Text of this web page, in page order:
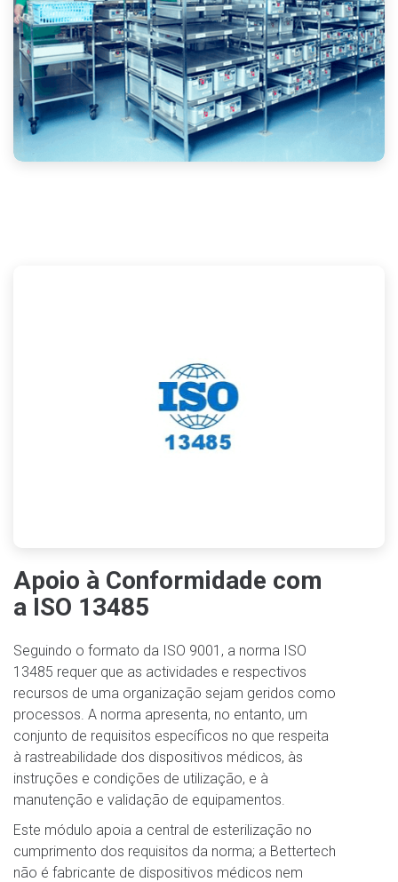
Apoio à Conformidade com
a ISO 13485
Seguindo o formato da ISO 9001, a norma ISO
13485 requer que as actividades e respectivos
recursos de uma organização sejam geridos como
processos. A norma apresenta, no entanto, um
conjunto de requisitos específicos no que respeita
à rastreabilidade dos dispositivos médicos, às
instruções e condições de utilização, e à
manutenção e validação de equipamentos.
Este módulo apoia a central de esterilização no
cumprimento dos requisitos da norma; a Bettertech
não é fabricante de dispositivos médicos nem